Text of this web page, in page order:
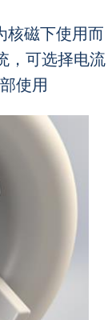
核磁下使用而
，可选择电流
使用